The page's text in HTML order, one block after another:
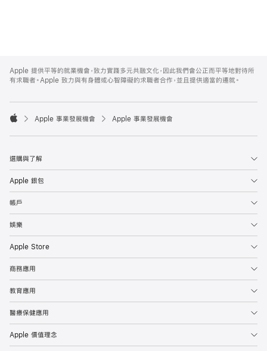
Footer
Apple 提供平等的就業機會，致力實踐多元共融文化，因此我們會公正而平等地對待所
有求職者。Apple 致力與有身體或心智障礙的求職者合作，並且提供適當的遷就。

Apple 事業發展機會 Apple 事業發展機會
選購與了解
Apple 銀包
帳戶
娛樂
Apple Store
商務應用
教育應用
醫療保健應用
Apple 價值理念